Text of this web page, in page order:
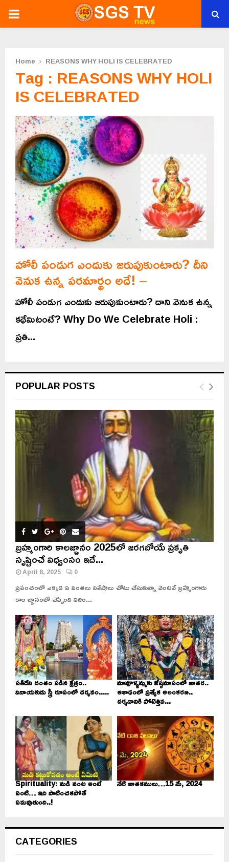
PRIMARY
Home REASONS WHY HOLI IS CELEBRATED
Tag : REASONS WHY HOLI
IS CELEBRATED
హోలీ పండుగ ఎందుకు జరుపుకుంటారు? దీని
వెనుక ఉన్న పరమార్థం అదే! –
హోలీ పండుగ ఎందుకు జరుపుకుంటారు? దాని వెనుక ఉన్న
కథేమిటంటే? Why Do We Celebrate Holi :
ప్రతి...
POPULAR POSTS
బ్రహ్మంగారి కాలజ్ఞానం 2025లో జరగబోయే ప్రకృతి
సృష్టించే విధ్వంసం ఇదే...
April 8, 2025 0
ప్రపంచంలో ఎక్కడ ఏ వింతలు విశేషాలు చోటు చేసుకున్నా వెంటనే బ్రహ్మంగారు
కాల జ్ఞానంలో చెప్పింది నిజం...
సతీదేవి దంతం పడిన క్షేత్రం..
వినాయకుడు స్త్రీ రూపంలో దర్శనం.....
మావూళ్ళమ్మకు జేష్ఠమాసంలో జాతర..
ఆశాఢంలో ప్రత్యేక అలంకరణ..
దర్శనానికి పోటెత్తిన...
Spirituality: మడి వంట అంటే
ఏంటి… ఇది పాటించకపోతే
ఏమవుతుంది..!
నేటి జాతకములు…15 మే, 2024
CATEGORIES